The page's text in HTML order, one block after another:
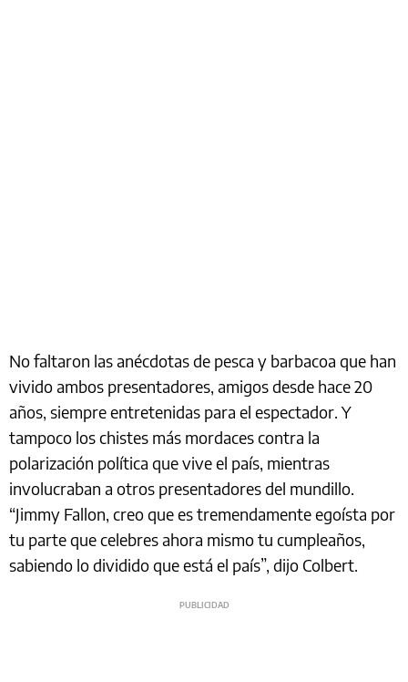
No faltaron las anécdotas de pesca y barbacoa que han
vivido ambos presentadores, amigos desde hace 20
años, siempre entretenidas para el espectador. Y
tampoco los chistes más mordaces contra la
polarización política que vive el país, mientras
involucraban a otros presentadores del mundillo.
“Jimmy Fallon, creo que es tremendamente egoísta por
tu parte que celebres ahora mismo tu cumpleaños,
sabiendo lo dividido que está el país”, dijo Colbert.